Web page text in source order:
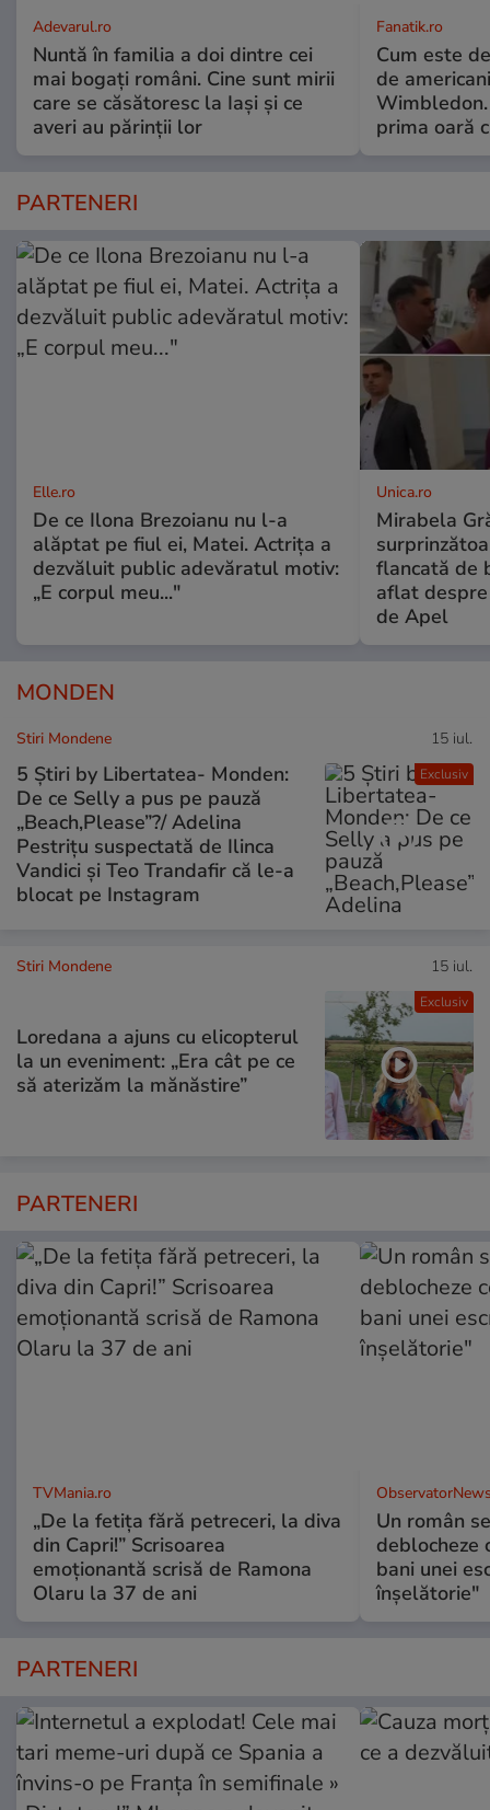
Adevarul.ro
Nuntă în familia a doi dintre cei
mai bogați români. Cine sunt mirii
care se căsătoresc la Iași și ce
averi au părinții lor
Fanatik.ro
Cum este
de
prima oară
PARTENERI
Elle.ro
De ce Ilona Brezoianu nu l-a
alăptat pe fiul ei, Matei. Actrița a
dezvăluit public adevăratul motiv:
„E corpul meu..."
Unica.ro
Mirabela
flancată de
aflat
de Apel
MONDEN
Exclusiv
Stiri Mondene 15 iul.
5 Știri by Libertatea- Monden:
De ce Selly a pus pe pauză
„Beach,Please”?/ Adelina
Pestrițu suspectată de Ilinca
Vandici și Teo Trandafir că le-a
blocat pe Instagram
Exclusiv
Stiri Mondene 15 iul.
Loredana a ajuns cu elicopterul
la un eveniment: „Era cât pe ce
să aterizăm la mănăstire”
PARTENERI
TVMania.ro
„De la fetița fără petreceri, la diva
din Capri!” Scrisoarea
emoționantă scrisă de Ramona
Olaru la 37 de ani
Un român
deblocheze
bani unei
înşelătorie"
PARTENERI